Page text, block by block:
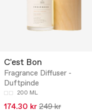
C'est Bon
Fragrance Diffuser -
Duftpinde
200 ML
174.30 kr 249 kr